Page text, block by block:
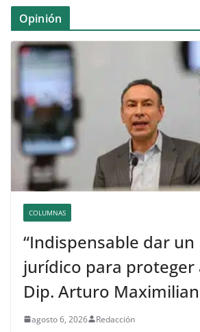
Opinión
COLUMNAS
“Indispensable dar
jurídico para proteger
Dip. Arturo
agosto 6, 2026 Redacción